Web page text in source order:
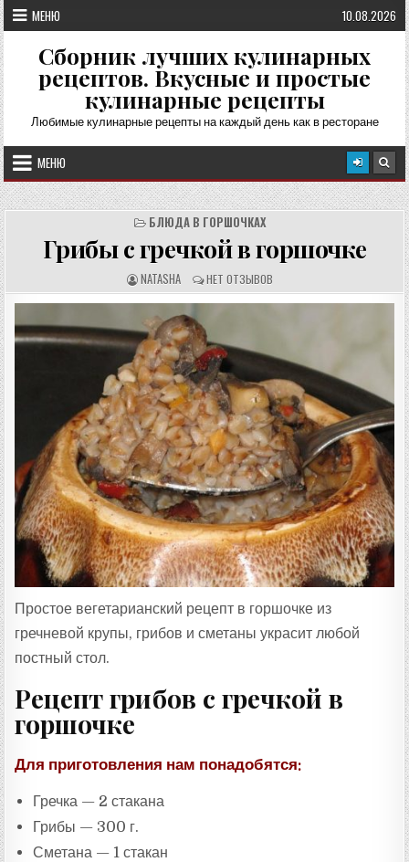
Перейти
к
содержимому
МЕНЮ 10.08.2026
Сборник лучших кулинарных
рецептов. Вкусные и простые
кулинарные рецепты
Любимые кулинарные рецепты на каждый день как в ресторане
МЕНЮ
БЛЮДА В ГОРШОЧКАХ
Грибы с гречкой в горшочке
А
В
Т
Р
Е
Ц
Е
П
Т
А
:
NATASHA О
Т
З
Ы
:
НЕТ ОТЗЫВОВ
Простое вегетарианский рецепт в горшочке из
гречневой крупы, грибов и сметаны украсит любой
постный стол.
Рецепт грибов с гречкой в
горшочке
Для приготовления нам понадобятся:
Гречка — 2 стакана
Грибы — 300 г.
Сметана — 1 стакан